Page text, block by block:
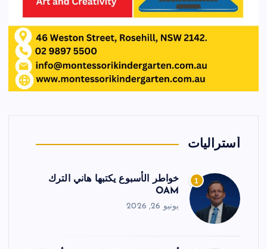
أستراليات
1
خواطر الأسبوع يكتبها هاني الترك
OAM
يونيو 26, 2026